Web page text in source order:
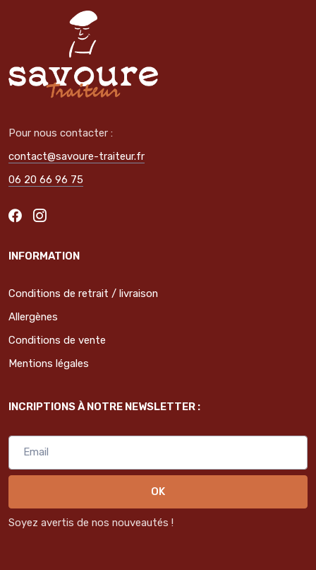
Pour nous contacter :
contact@savoure-traiteur.fr
06 20 66 96 75
INFORMATION
Conditions de retrait / livraison
Allergènes
Conditions de vente
Mentions légales
INCRIPTIONS À NOTRE NEWSLETTER :
OK
Soyez avertis de nos nouveautés !